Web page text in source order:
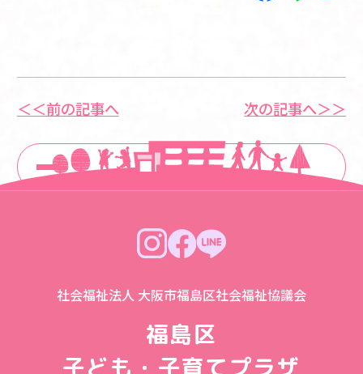
＜＜前の記事へ
一覧に戻る
次の記事へ＞＞
社会福祉法人 大阪市福島区社会福祉協議会
福島区
子ども・子育てプラザ